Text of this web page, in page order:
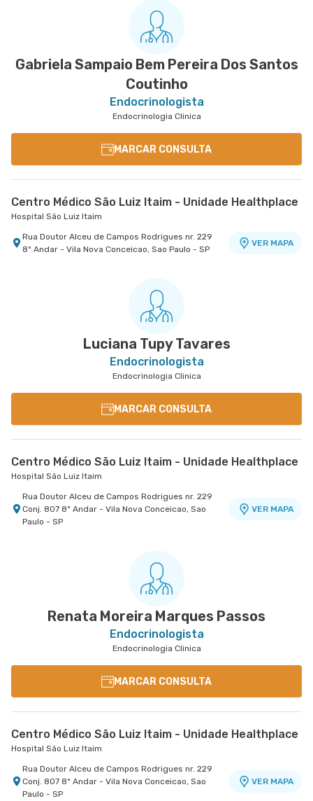
Gabriela Sampaio Bem Pereira Dos Santos
Coutinho
Endocrinologista
Endocrinologia Clinica
MARCAR CONSULTA
Centro Médico São Luiz Itaim - Unidade Healthplace
Hospital São Luiz Itaim
Rua Doutor Alceu de Campos Rodrigues nr. 229
8º Andar - Vila Nova Conceicao, Sao Paulo - SP
VER MAPA
Luciana Tupy Tavares
Endocrinologista
Endocrinologia Clinica
MARCAR CONSULTA
Centro Médico São Luiz Itaim - Unidade Healthplace
Hospital São Luiz Itaim
Rua Doutor Alceu de Campos Rodrigues nr. 229
Conj. 807 8º Andar - Vila Nova Conceicao, Sao
Paulo - SP
VER MAPA
Renata Moreira Marques Passos
Endocrinologista
Endocrinologia Clinica
MARCAR CONSULTA
Centro Médico São Luiz Itaim - Unidade Healthplace
Hospital São Luiz Itaim
Rua Doutor Alceu de Campos Rodrigues nr. 229
Conj. 807 8º Andar - Vila Nova Conceicao, Sao
Paulo - SP
VER MAPA